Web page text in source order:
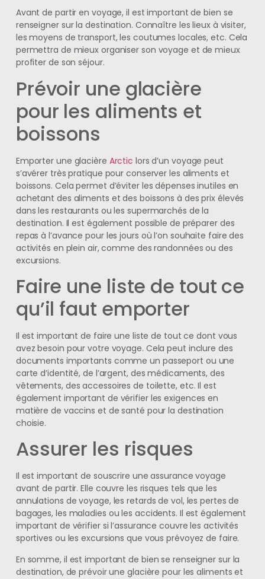
Avant de partir en voyage, il est important de bien se
renseigner sur la destination. Connaître les lieux à visiter,
les moyens de transport, les coutumes locales, etc. Cela
permettra de mieux organiser son voyage et de mieux
profiter de son séjour.
Prévoir une glacière
pour les aliments et
boissons
Emporter une glacière Arctic lors d’un voyage peut
s’avérer très pratique pour conserver les aliments et
boissons. Cela permet d’éviter les dépenses inutiles en
achetant des aliments et des boissons à des prix élevés
dans les restaurants ou les supermarchés de la
destination. Il est également possible de préparer des
repas à l’avance pour les jours où l’on souhaite faire des
activités en plein air, comme des randonnées ou des
excursions.
Faire une liste de tout ce
qu’il faut emporter
Il est important de faire une liste de tout ce dont vous
avez besoin pour votre voyage. Cela peut inclure des
documents importants comme un passeport ou une
carte d’identité, de l’argent, des médicaments, des
vêtements, des accessoires de toilette, etc. Il est
également important de vérifier les exigences en
matière de vaccins et de santé pour la destination
choisie.
Assurer les risques
Il est important de souscrire une assurance voyage
avant de partir. Elle couvre les risques tels que les
annulations de voyage, les retards de vol, les pertes de
bagages, les maladies ou les accidents. Il est également
important de vérifier si l’assurance couvre les activités
sportives ou les excursions que vous prévoyez de faire.
En somme, il est important de bien se renseigner sur la
destination, de prévoir une glacière pour les aliments et